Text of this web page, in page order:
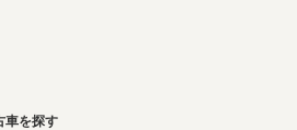
車を探す